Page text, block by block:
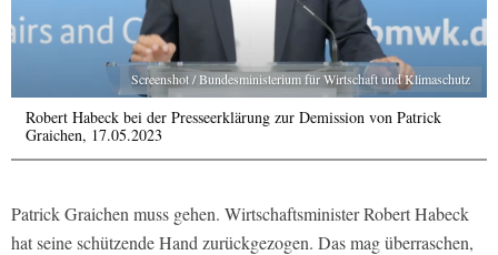
Screenshot / Bundesministerium für Wirtschaft und Klimaschutz
Robert Habeck bei der Presseerklärung zur Demission von Patrick
Graichen, 17.05.2023
Patrick Graichen muss gehen. Wirtschaftsminister Robert Habeck
hat seine schützende Hand zurückgezogen. Das mag überraschen,